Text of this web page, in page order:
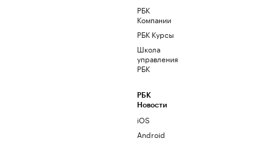
РБК
Компании
РБК Курсы
Школа
управления
РБК
РБК
Новости
iOS
Android